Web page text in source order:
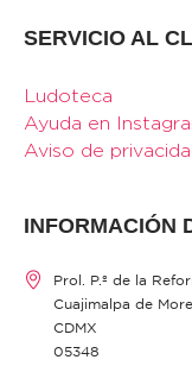
SERVICIO AL
Ludoteca
Ayuda en
Aviso de
INFORMACIÓN
Prol. P.º de la
Cuajimalpa de
CDMX
05348